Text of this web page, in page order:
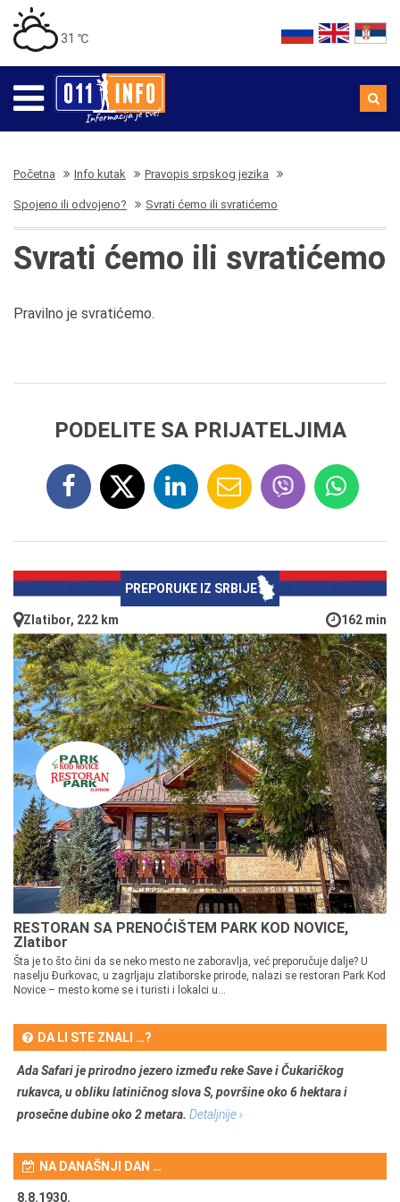
31 ℃
Početna Info kutak Pravopis srpskog jezika
Spojeno ili odvojeno? Svrati ćemo ili svratićemo
Svrati ćemo ili svratićemo
Pravilno je svratićemo.
PODELITE SA PRIJATELJIMA
PREPORUKE IZ SRBIJE
Zlatibor, 222 km 162 min
RESTORAN SA PRENOĆIŠTEM PARK KOD NOVICE,
Zlatibor
Šta je to što čini da se neko mesto ne zaboravlja, već preporučuje dalje? U
naselju Đurkovac, u zagrljaju zlatiborske prirode, nalazi se restoran Park Kod
Novice – mesto kome se i turisti i lokalci u...
DA LI STE ZNALI …?
Ada Safari je prirodno jezero između reke Save i Čukaričkog
rukavca, u obliku latiničnog slova S, površine oko 6 hektara i
prosečne dubine oko 2 metara. Detaljnije ›
NA DANAŠNJI DAN …
8.8.1930.